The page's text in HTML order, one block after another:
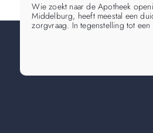
Wie zoekt naar de Apotheek
Middelburg, heeft meestal een
zorgvraag. In tegenstelling tot een